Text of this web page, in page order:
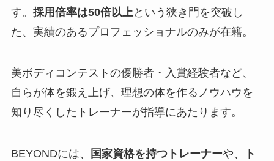
す。 採用倍率は50倍以上 という狭き門を突破し
た、実績のあるプロフェッショナルのみが在籍。
美ボディコンテストの優勝者・入賞経験者など、
自らが体を鍛え上げ、理想の体を作るノウハウを
知り尽くしたトレーナーが指導にあたります。
BEYONDには、 国家資格を持つトレーナーや、
ト